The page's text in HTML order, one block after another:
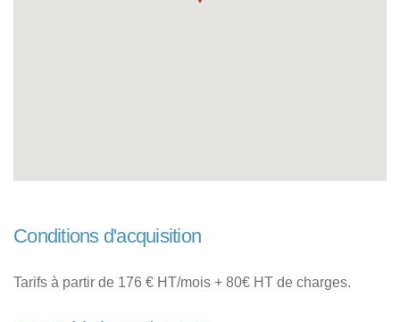
Conditions d'acquisition
Tarifs à partir de 176 € HT/mois + 80€ HT de charges.